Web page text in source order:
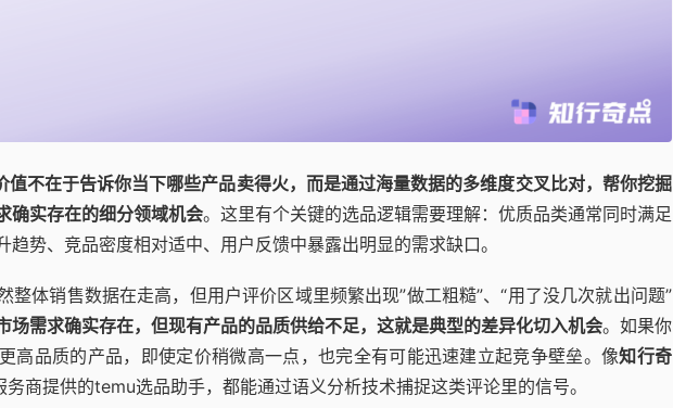
不在于告诉你当下哪些产品卖得火，而是通过海量数据的多维度交叉比对，帮你挖掘
确实存在的细分领域机会。这里有个关键的选品逻辑需要理解：优质品类通常同时满足
势、竞品密度相对适中、用户反馈中暴露出明显的需求缺口。
整体销售数据在走高，但用户评价区域里频繁出现”做工粗糙”、“用了没几次就出问题”
场需求确实存在，但现有产品的品质供给不足，这就是典型的差异化切入机会。如果你
高品质的产品，即使定价稍微高一点，也完全有可能迅速建立起竞争壁垒。像知行奇
务商提供的temu选品助手，都能通过语义分析技术捕捉这类评论里的信号。